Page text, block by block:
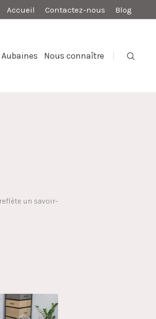
Accueil Contactez-nous Blog
Aubaines Nous connaître
un savoir-